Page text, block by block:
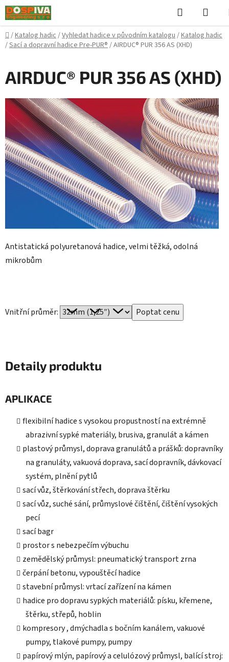
Přejít
na
obsah
Hledat
Domů
/Katalog hadic/Vyhledat hadice v původním katalogu/Katalog hadic
/Sací a dopravní hadice Pre-PUR®/AIRDUC® PUR 356 AS (XHD)
AIRDUC® PUR 356 AS (XHD)
Antistatická polyuretanová hadice, velmi těžká, odolná
mikrobům
Vnitřní průměr:
Detaily produktu
APLIKACE
flexibilní hadice s vysokou propustností na extrémně
abrazivní sypké materiály, brusiva, granulát a kámen
plastový průmysl, doprava granulátů a prášků: dopravníky
na granuláty, vakuová doprava, sací dopravník, dávkovací
systém, plnění pytlů
sací vůz, štěrkování střech, doprava štěrku
sací vůz, suché sání, průmyslové čištění, čištění vysokých
pecí
sací bagr
prostor s nebezpečím výbuchu
zemědělský průmysl: pneumatický transport zrna
čerpání betonu, vypouštěcí hadice
stavební průmysl: vrtací zařízení na kámen
hadice pro dopravu sypkých materiálů: písku, křemene,
štěrku, střepů, hoblin
kompresory , dmýchadla s bočním kanálem, vakuové
pumpy, tlakové pumpy, pumpy
papírový mlýn, papírový a celulózový průmysl, balící stroj: